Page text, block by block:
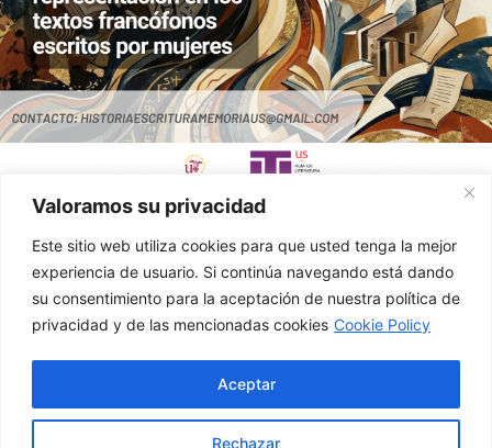
Valoramos su privacidad
Este sitio web utiliza cookies para que usted tenga la mejor
experiencia de usuario. Si continúa navegando está dando
su consentimiento para la aceptación de nuestra política de
privacidad y de las mencionadas cookies Cookie Policy
Rechazar
Aceptar
Ver Noticias >>
Departamento de Filología Francesa C/ Palos de la
Tf: 954551510 email:
sec_ffrancesa@us.es
Política de Privacidad
Aviso Legal